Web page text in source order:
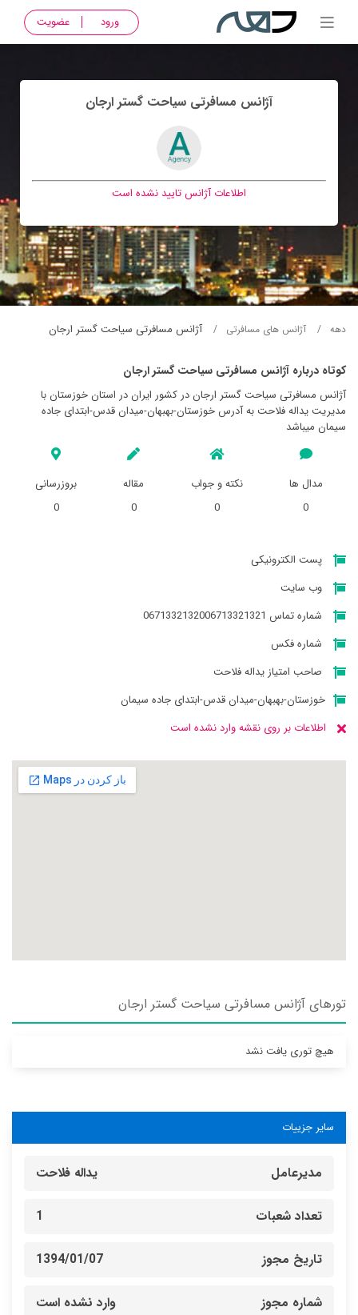
ورود عضویت
آژانس مسافرتی سياحت گستر ارجان
اطلاعات آژانس تایید نشده است
دهه آژانس های مسافرتی آژانس مسافرتی سياحت گستر ارجان
کوتاه درباره آژانس مسافرتی سياحت گستر ارجان
آژانس مسافرتی سياحت گستر ارجان در کشور ایران در استان خوزستان با
مدیریت یداله فلاحت به آدرس خوزستان-بهبهان-میدان قدس-ابتدای جاده
سیمان میباشد
مدال ها
0
نکته و جواب
0
مقاله
0
بروزرسانی
0
پست الکترونیکی
وب سایت
شماره تماس 0671332132006713321321
شماره فکس
صاحب امتیاز یداله فلاحت
خوزستان-بهبهان-میدان قدس-ابتدای جاده سیمان
اطلاعات بر روی نقشه وارد نشده است
تورهای آژانس مسافرتی سياحت گستر ارجان
هیچ توری یافت نشد
سایر جزییات
مدیرعامل یداله فلاحت
تعداد شعبات 1
تاریخ مجوز 1394/01/07
شماره مجوز وارد نشده است